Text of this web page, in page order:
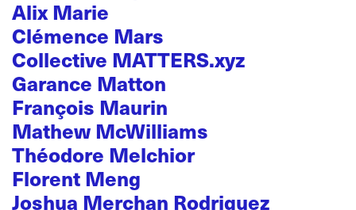
Alix Marie
Clémence Mars
Collective MATTERS.xyz
Garance Matton
François Maurin
Mathew McWilliams
Théodore Melchior
Florent Meng
Joshua Merchan Rodriguez